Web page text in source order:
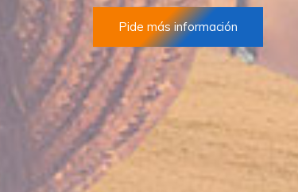
Pide más información